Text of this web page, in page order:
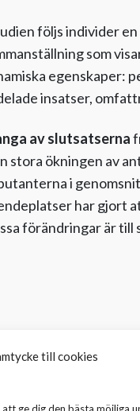
till cookies
följs individer
som
egenskaper:
insatser,
av slutsatserna
stora ökningen av
i
har gjort
förändringar är till